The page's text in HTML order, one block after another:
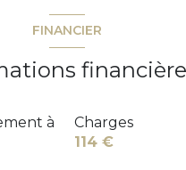
FINANCIER
à
Charges
114 €